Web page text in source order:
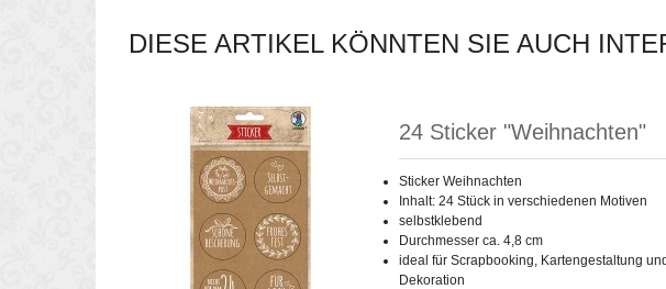
DIESE ARTIKEL KÖNNTEN SIE AUCH
24 Sticker "Weihnachten"
Sticker Weihnachten
Inhalt: 24 Stück in verschiedenen Motiven
selbstklebend
Durchmesser ca. 4,8 cm
ideal für Scrapbooking, Kartengestaltung
Dekoration